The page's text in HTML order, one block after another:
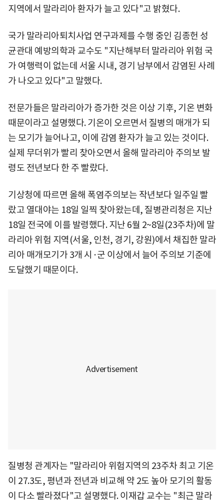
지역에서 말라리아 환자가 늘고 있다"고 밝혔다.
국가 말라리아퇴치사업 연구과제를 수행 중인 김종헌 성
균관대 예방의학과 교수도 "지난해부터 말라리아 위험 국
가 여행력이 없는데 서울 시내, 경기 남부에서 감염된 사례
가 나오고 있다"고 말했다.
전문가들은 말라리아가 증가한 것은 이상 기후, 기온 변화
때문이라고 설명했다. 기온이 오르면서 질병의 매개가 되
는 모기가 늘어나고, 이에 감염 환자가 늘고 있는 것이다.
실제 무더위가 빨리 찾아오면서 올해 말라리아 주의보 발
령도 전년보다 한 주 빨랐다.
기상청에 따르면 올해 폭염주의보는 작년보다 일주일 빨
랐고 열대야는 18일 일찍 찾아왔는데, 질병관리청은 지난
18일 전국에 이를 발령했다. 지난 6월 2~8일(23주차)에 말
라리아 위험 지역(서울, 인천, 경기, 강원)에서 채집한 말라
리아 매개모기가 3개 시·군 이상에서 늘어 주의보 기준에
도달했기 때문이다.
질병청 관계자는 "말라리아 위험지역의 23주차 최고 기온
이 27.3도, 평년과 전년과 비교해 약 2도 높아 모기의 활동
이 다소 빨라졌다"고 설명했다. 이재갑 교수는 "최근 말라